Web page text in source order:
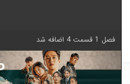
فصل 1 قسمت 4 اضافه شد